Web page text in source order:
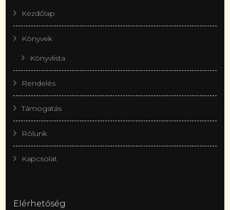
Kezdőlap
Könyvek
Könyvlista
Rendelés
Támogatás
Rólunk
Kapcsolat
Elérhetőség